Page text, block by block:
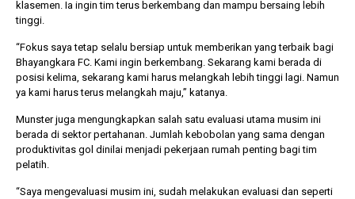
klasemen. Ia ingin tim terus berkembang dan mampu bersaing lebih
tinggi.
“Fokus saya tetap selalu bersiap untuk memberikan yang terbaik bagi
Bhayangkara FC. Kami ingin berkembang. Sekarang kami berada di
posisi kelima, sekarang kami harus melangkah lebih tinggi lagi. Namun
ya kami harus terus melangkah maju,” katanya.
Munster juga mengungkapkan salah satu evaluasi utama musim ini
berada di sektor pertahanan. Jumlah kebobolan yang sama dengan
produktivitas gol dinilai menjadi pekerjaan rumah penting bagi tim
pelatih.
“Saya mengevaluasi musim ini, sudah melakukan evaluasi dan seperti